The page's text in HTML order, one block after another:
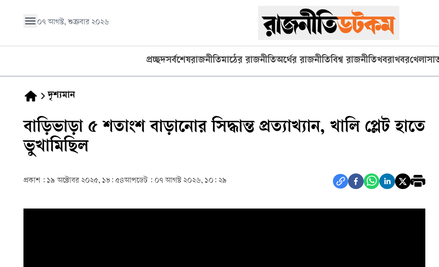
০৭ আগস্ট, শুক্রবার ২০২৬
প্রচ্ছদসর্বশেষরাজনীতিমাঠের রাজনীতিঅর্থের রাজনীতিবিশ্ব রাজনীতিখবরাখবরখেলা
দৃশ্যমান
বাড়িভাড়া ৫ শতাংশ বাড়ানোর সিদ্ধান্ত প্রত্যাখ্যান, খালি প্লেট হাতে
ভুখামিছিল
প্রকাশ : ১৯ অক্টোবর ২০২৫, ১৮: ৫৪আপডেট : ০৭ আগস্ট ২০২৬, ১০: ২৯